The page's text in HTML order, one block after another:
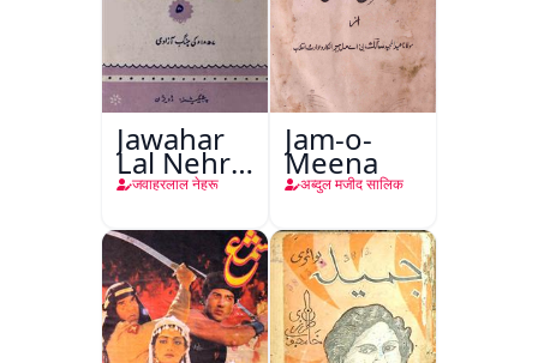
Jawahar
Lal Nehru
Ki
(Jang-e-
Azadi)
जवाहरलाल नेहरू
Jam-o-
Meena
अब्दुल मजीद सालिक